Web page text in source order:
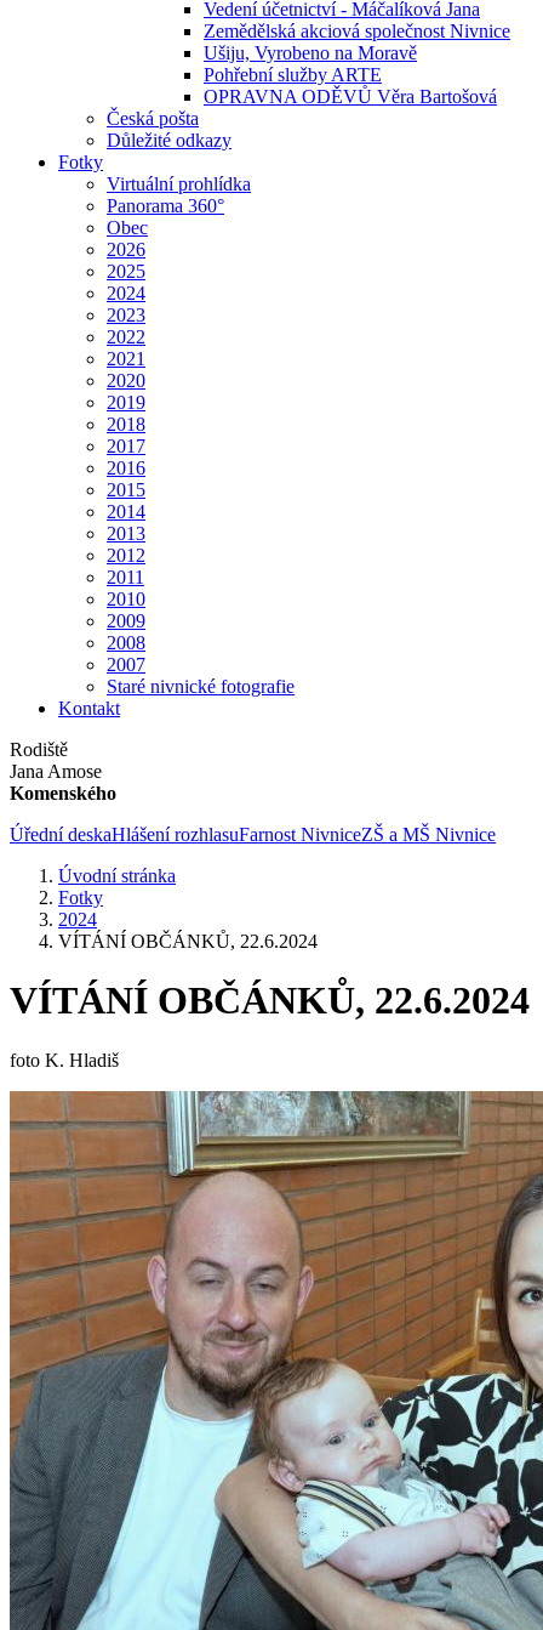
Vedení účetnictví - Máčalíková Jana
Zemědělská akciová společnost Nivnice
Ušiju, Vyrobeno na Moravě
Pohřební služby ARTE
OPRAVNA ODĚVŮ Věra Bartošová
Česká pošta
Důležité odkazy
Fotky
Virtuální prohlídka
Panorama 360°
Obec
2026
2025
2024
2023
2022
2021
2020
2019
2018
2017
2016
2015
2014
2013
2012
2011
2010
2009
2008
2007
Staré nivnické fotografie
Kontakt
Rodiště
Jana Amose
Komenského
Úřední deskaHlášení rozhlasuFarnost NivniceZŠ a MŠ Nivnice
Úvodní stránka
Fotky
2024
VÍTÁNÍ OBČÁNKŮ, 22.6.2024
VÍTÁNÍ OBČÁNKŮ, 22.6.2024
foto K. Hladiš